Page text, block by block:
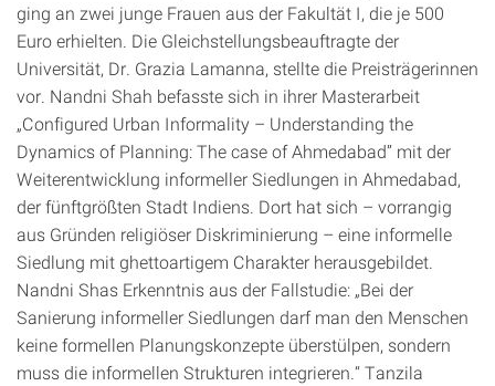
ging an zwei junge Frauen aus der Fakultät I, die je 500
Euro erhielten. Die Gleichstellungsbeauftragte der
Universität, Dr. Grazia Lamanna, stellte die Preisträgerinnen
vor. Nandni Shah befasste sich in ihrer Masterarbeit
„Configured Urban Informality – Understanding the
Dynamics of Planning: The case of Ahmedabad” mit der
Weiterentwicklung informeller Siedlungen in Ahmedabad,
der fünftgrößten Stadt Indiens. Dort hat sich – vorrangig
aus Gründen religiöser Diskriminierung – eine informelle
Siedlung mit ghettoartigem Charakter herausgebildet.
Nandni Shas Erkenntnis aus der Fallstudie: „Bei der
Sanierung informeller Siedlungen darf man den Menschen
keine formellen Planungskonzepte überstülpen, sondern
muss die informellen Strukturen integrieren.“ Tanzila